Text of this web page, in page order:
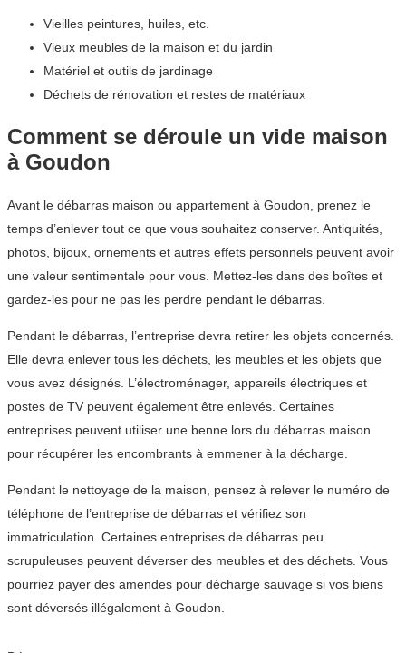
Vieilles peintures, huiles, etc.
Vieux meubles de la maison et du jardin
Matériel et outils de jardinage
Déchets de rénovation et restes de matériaux
Comment se déroule un vide maison
à Goudon
Avant le débarras maison ou appartement à Goudon, prenez le
temps d’enlever tout ce que vous souhaitez conserver. Antiquités,
photos, bijoux, ornements et autres effets personnels peuvent avoir
une valeur sentimentale pour vous. Mettez-les dans des boîtes et
gardez-les pour ne pas les perdre pendant le débarras.
Pendant le débarras, l’entreprise devra retirer les objets concernés.
Elle devra enlever tous les déchets, les meubles et les objets que
vous avez désignés. L’électroménager, appareils électriques et
postes de TV peuvent également être enlevés. Certaines
entreprises peuvent utiliser une benne lors du débarras maison
pour récupérer les encombrants à emmener à la décharge.
Pendant le nettoyage de la maison, pensez à relever le numéro de
téléphone de l’entreprise de débarras et vérifiez son
immatriculation. Certaines entreprises de débarras peu
scrupuleuses peuvent déverser des meubles et des déchets. Vous
pourriez payer des amendes pour décharge sauvage si vos biens
sont déversés illégalement à Goudon.